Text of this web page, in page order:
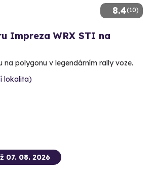
8.4(10)
Impreza WRX STI na
na polygonu v legendárním rally voze.
lokalita)
07. 08. 2026